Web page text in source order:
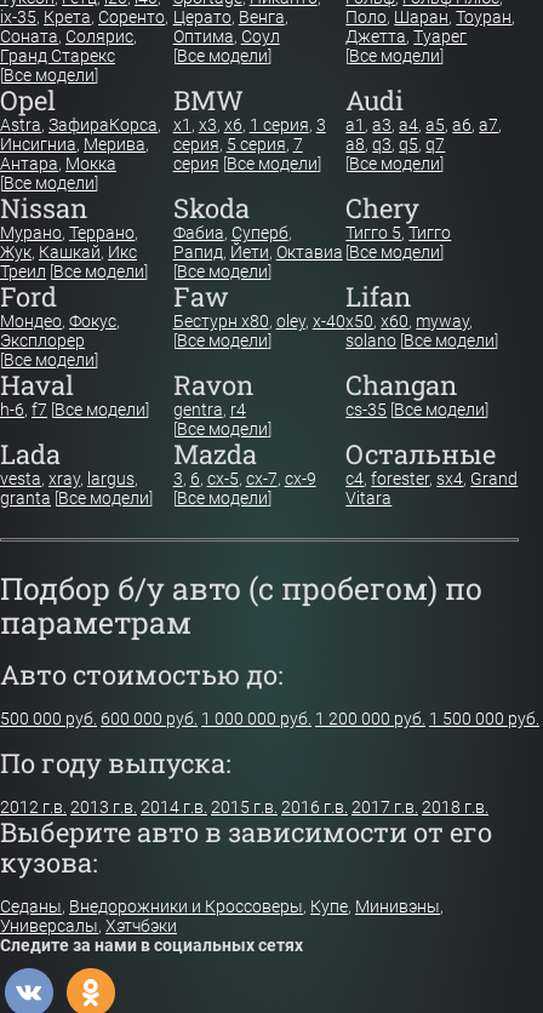
ix-35, Крета, Соренто,
Соната, Солярис,
Гранд Старекс
[Все модели]
Церато, Венга,
Оптима, Соул
[Все модели]
Поло, Шаран,Тоуран,
Джетта,Туарег
[Все модели]
Opel
Astra, ЗафираКорса,
Инсигниа, Мерива,
Антара, Мокка
[Все модели]
BMW
x1 , x3, x6, 1 серия, 3
серия, 5 серия, 7
серия [Все модели]
Audi
a1 ,a3,a4,a5,a6,a7,
a8,q3,q5,q7
[Все модели]
Nissan
Мурано, Террано,
Жук, Кашкай, Икс
Треил [Все модели]
Skoda
Фабиа, Суперб,
Рапид, Йети, Октавиа
[Все модели]
Chery
Тигго 5,Тигго
[Все модели]
Ford
Мондео, Фокус,
Эксплорер
[Все модели]
Faw
Бестурн х80, oley, x-40
[Все модели]
Lifan
x50,x60, myway,
solano [Все модели]
Haval
h-6, f7 [Все модели]
Ravon
gentra, r4
[Все модели]
Changan
cs-35 [Все модели]
Lada
vesta, xray, largus,
granta [Все модели]
Mazda
3, 6, cx-5, cx-7, cx-9
[Все модели]
Остальные
c4,forester,sx4, Grand
Vitara
Подбор б/у авто (с пробегом) по
параметрам
Авто стоимостью до:
500 000 руб. 600 000 руб. 1 000 000 руб. 1 200 000 руб. 1 500 000 руб.
По году выпуска:
2012 г.в. 2013 г.в. 2014 г.в. 2015 г.в. 2016 г.в. 2017 г.в. 2018 г.в.
Выберите авто в зависимости от его
кузова:
Седаны, Внедорожники и Кроссоверы, Купе, Минивэны,
Универсалы, Хэтчбэки
Следите за нами в социальных сетях